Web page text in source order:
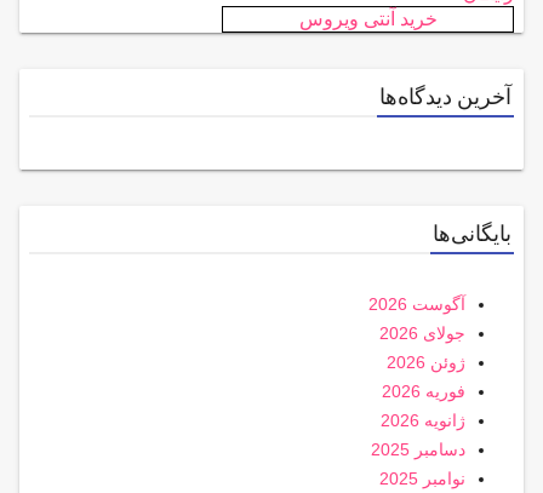
خرید آنتی ویروس
آخرین دیدگاه‌ها
بایگانی‌ها
آگوست 2026
جولای 2026
ژوئن 2026
فوریه 2026
ژانویه 2026
دسامبر 2025
نوامبر 2025